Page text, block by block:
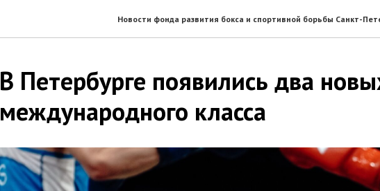
Новости фонда развития бокса и спортивной борьбы Санкт-
В Петербурге появились два
международного класса